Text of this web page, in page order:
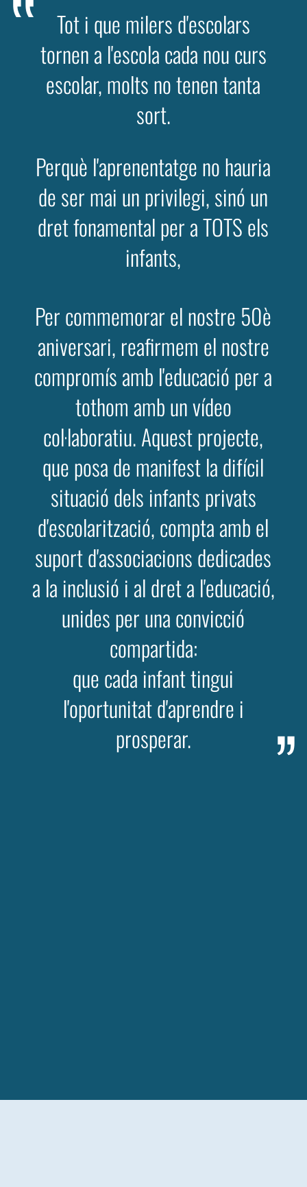
Tot i que milers d'escolars
tornen a l'escola cada nou curs
escolar, molts no tenen tanta
sort.
Perquè l'aprenentatge no hauria
de ser mai un privilegi, sinó un
dret fonamental per a TOTS els
infants,
Per commemorar el nostre 50è
aniversari, reafirmem el nostre
compromís amb l'educació per a
tothom amb un vídeo
col·laboratiu. Aquest projecte,
que posa de manifest la difícil
situació dels infants privats
d'escolarització, compta amb el
suport d'associacions dedicades
a la inclusió i al dret a l'educació,
unides per una convicció
compartida:
que cada infant tingui
l'oportunitat d'aprendre i
prosperar.